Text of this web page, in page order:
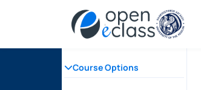
Course Options